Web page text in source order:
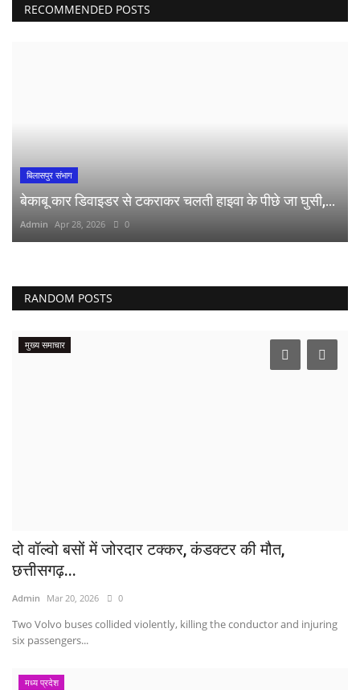
RECOMMENDED POSTS
बिलासपुर संभाग
बेकाबू कार डिवाइडर से टकराकर चलती हाइवा के पीछे जा घुसी,...
Admin Apr 28, 2026 0
RANDOM POSTS
मुख्य समाचार
दो वॉल्वो बसों में जोरदार टक्कर, कंडक्टर की मौत,
छत्तीसगढ़...
Admin Mar 20, 2026 0
Two Volvo buses collided violently, killing the conductor and injuring
six passengers...
मध्य प्रदेश